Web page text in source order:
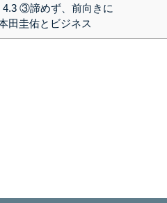
4.3 ③諦めず、前向きに
田圭佑とビジネス